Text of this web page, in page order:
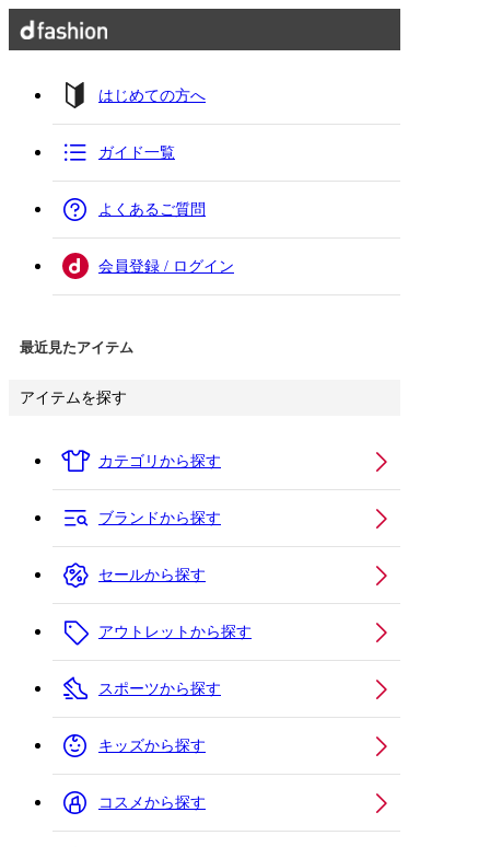
はじめての方へ
ガイド一覧
よくあるご質問
会員登録 / ログイン
最近見たアイテム
アイテムを探す
カテゴリから探す
ブランドから探す
セールから探す
アウトレットから探す
スポーツから探す
キッズから探す
コスメから探す